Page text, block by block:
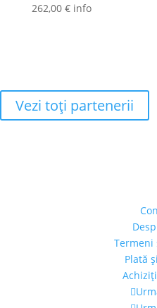
262,00 € info
Vezi toţi partenerii
Termeni
Plată